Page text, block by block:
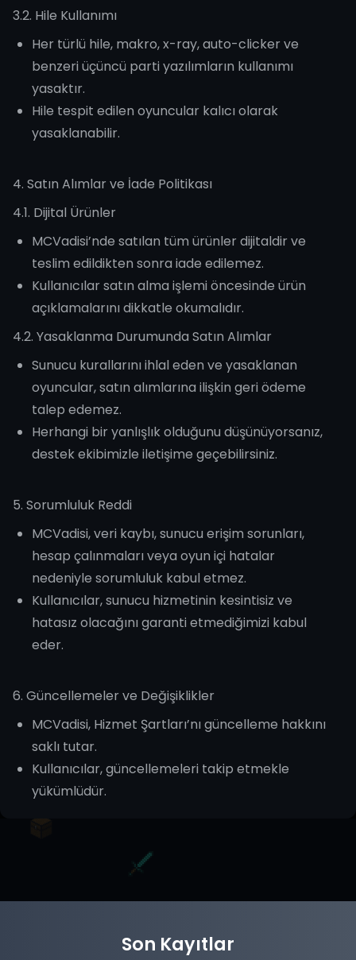
3.2. Hile Kullanımı
Her türlü hile, makro, x-ray, auto-clicker ve
benzeri üçüncü parti yazılımların kullanımı
yasaktır.
Hile tespit edilen oyuncular kalıcı olarak
yasaklanabilir.
4. Satın Alımlar ve İade Politikası
4.1. Dijital Ürünler
MCVadisi’nde satılan tüm ürünler dijitaldir ve
teslim edildikten sonra iade edilemez.
Kullanıcılar satın alma işlemi öncesinde ürün
açıklamalarını dikkatle okumalıdır.
4.2. Yasaklanma Durumunda Satın Alımlar
Sunucu kurallarını ihlal eden ve yasaklanan
oyuncular, satın alımlarına ilişkin geri ödeme
talep edemez.
Herhangi bir yanlışlık olduğunu düşünüyorsanız,
destek ekibimizle iletişime geçebilirsiniz.
5. Sorumluluk Reddi
MCVadisi, veri kaybı, sunucu erişim sorunları,
hesap çalınmaları veya oyun içi hatalar
nedeniyle sorumluluk kabul etmez.
Kullanıcılar, sunucu hizmetinin kesintisiz ve
hatasız olacağını garanti etmediğimizi kabul
eder.
6. Güncellemeler ve Değişiklikler
MCVadisi, Hizmet Şartları’nı güncelleme hakkını
saklı tutar.
Kullanıcılar, güncellemeleri takip etmekle
yükümlüdür.
Son Kayıtlar